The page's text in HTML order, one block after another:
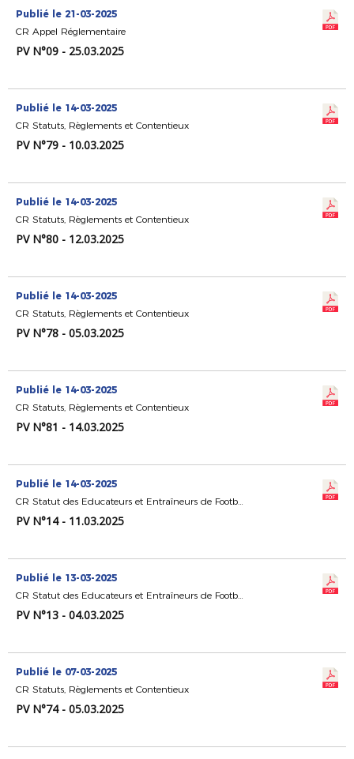
Publié le 21-03-2025
CR Appel Réglementaire
PV N°09 - 25.03.2025
Publié le 14-03-2025
CR Statuts, Règlements et Contentieux
PV N°79 - 10.03.2025
Publié le 14-03-2025
CR Statuts, Règlements et Contentieux
PV N°80 - 12.03.2025
Publié le 14-03-2025
CR Statuts, Règlements et Contentieux
PV N°78 - 05.03.2025
Publié le 14-03-2025
CR Statuts, Règlements et Contentieux
PV N°81 - 14.03.2025
Publié le 14-03-2025
CR Statut des Educateurs et Entraîneurs de Football
PV N°14 - 11.03.2025
Publié le 13-03-2025
CR Statut des Educateurs et Entraîneurs de Football
PV N°13 - 04.03.2025
Publié le 07-03-2025
CR Statuts, Règlements et Contentieux
PV N°74 - 05.03.2025